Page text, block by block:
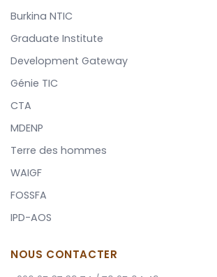
Burkina NTIC
Graduate Institute
Development Gateway
Génie TIC
CTA
MDENP
Terre des hommes
WAIGF
FOSSFA
IPD-AOS
NOUS CONTACTER